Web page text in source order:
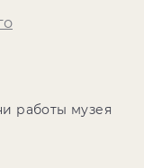
работы музея